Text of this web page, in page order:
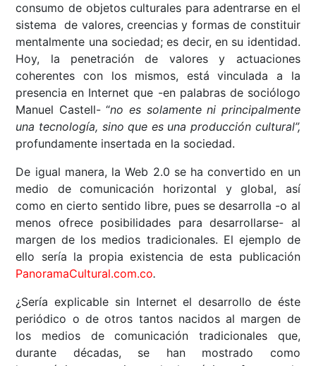
consumo de objetos culturales para adentrarse en el
sistema de valores, creencias y formas de constituir
mentalmente una sociedad; es decir, en su identidad.
Hoy, la penetración de valores y actuaciones
coherentes con los mismos, está vinculada a la
presencia en Internet que -en palabras de sociólogo
Manuel Castell- “no es solamente ni principalmente
una tecnología, sino que es una producción cultural”,
profundamente insertada en la sociedad.
De igual manera, la Web 2.0 se ha convertido en un
medio de comunicación horizontal y global, así
como en cierto sentido libre, pues se desarrolla -o al
menos ofrece posibilidades para desarrollarse- al
margen de los medios tradicionales. El ejemplo de
ello sería la propia existencia de esta publicación
PanoramaCultural.com.co.
¿Sería explicable sin Internet el desarrollo de éste
periódico o de otros tantos nacidos al margen de
los medios de comunicación tradicionales que,
durante décadas, se han mostrado como